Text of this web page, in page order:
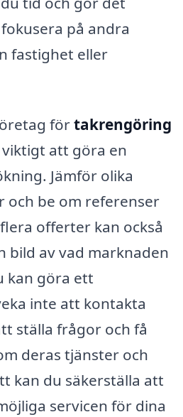
på andra
fastighet eller
förtakrengöring
att göra en
Jämför olika
och be om referenser
offerter kan också
bild av vad marknaden
kan göra ett
inte att kontakta
ställa frågor och få
deras tjänster och
kan du säkerställa att
servicen för dina